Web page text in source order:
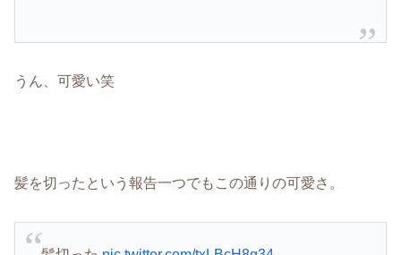
うん、可愛い笑
髪を切ったという報告一つでもこの通りの可愛さ。